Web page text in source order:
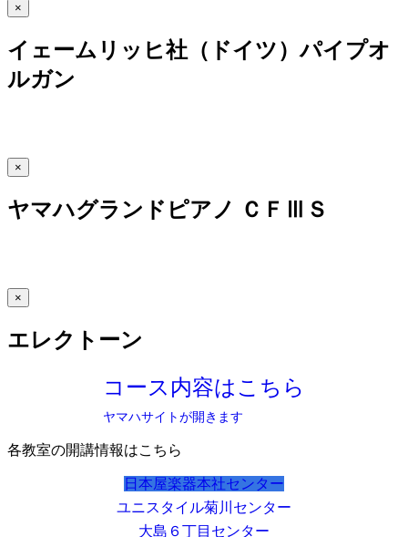
×
イェームリッヒ社（ドイツ）パイプオ
ルガン
×
ヤマハグランドピアノ ＣＦⅢＳ
×
エレクトーン
コース内容はこちら
ヤマハサイトが開きます
各教室の開講情報はこちら
日本屋楽器本社センター
ユニスタイル菊川センター
大島６丁目センター